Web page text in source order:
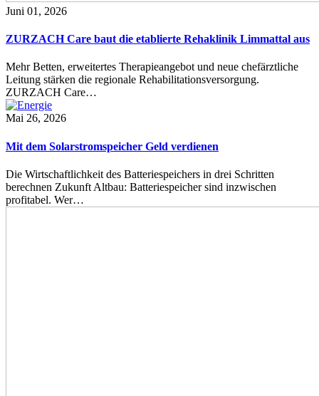
Juni 01, 2026
ZURZACH Care baut die etablierte Rehaklinik Limmattal aus
Mehr Betten, erweitertes Therapieangebot und neue chefärztliche
Leitung stärken die regionale Rehabilitationsversorgung.
ZURZACH Care…
Mai 26, 2026
Mit dem Solarstromspeicher Geld verdienen
Die Wirtschaftlichkeit des Batteriespeichers in drei Schritten
berechnen Zukunft Altbau: Batteriespeicher sind inzwischen
profitabel. Wer…